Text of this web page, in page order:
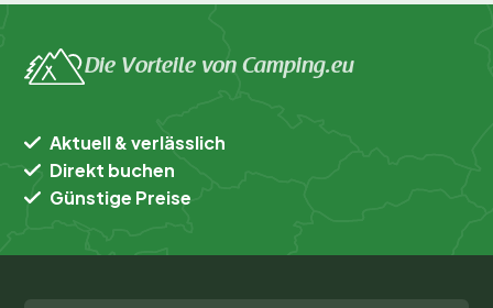
bieten wir komplett
ausgestattete
an. Familienfreundliche
Bereiche verfügen über
Spielmöglichkeiten und
autofreie Zonen; für extra
Die Vorteile von Camping.eu
Aktuell & verlässlich
Direkt buchen
Günstige Preise